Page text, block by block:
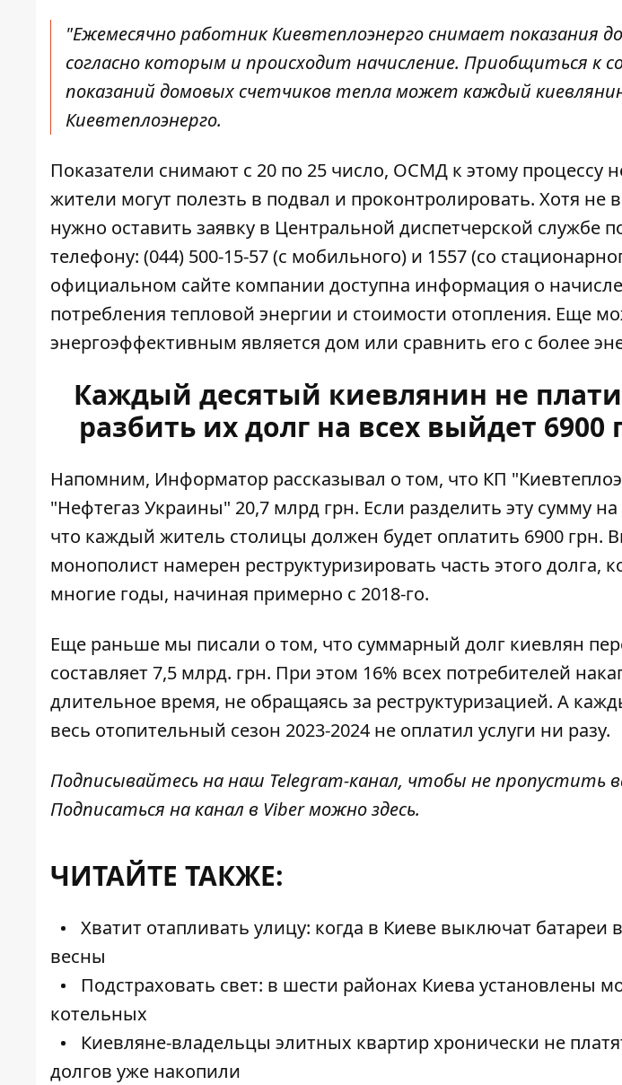
"Ежемесячно работник Киевтеплоэнерго снимает показания
согласно которым и происходит начисление. Приобщиться к
показаний домовых счетчиков тепла может каждый
Киевтеплоэнерго.
Показатели снимают с 20 по 25 число, ОСМД к этому процессу
жители могут полезть в подвал и проконтролировать. Хотя не
нужно оставить заявку в Центральной диспетчерской службе
телефону: (044) 500-15-57 (с мобильного) и 1557 (со
официальном сайте компании доступна информация о
потребления тепловой энергии и стоимости отопления. Еще
энергоэффективным является дом или сравнить его с более
Каждый десятый киевлянин не
разбить их долг на всех выйдет 6900
Напомним, Информатор рассказывал о том, что КП
"Нефтегаз Украины" 20,7 млрд грн. Если разделить эту сумму
что каждый житель столицы должен будет оплатить 6900 грн.
монополист намерен реструктуризировать часть этого долга,
многие годы, начиная примерно с 2018-го.
Еще раньше мы писали о том, что суммарный долг киевлян
составляет 7,5 млрд. грн. При этом 16% всех потребителей
длительное время, не обращаясь за реструктуризацией. А
весь отопительный сезон 2023-2024 не оплатил услуги ни разу.
Подписывайтесь на наш Telegram-канал, чтобы не пропустить
Подписаться на канал в Viber можноздесь.
ЧИТАЙТЕ ТАКЖЕ:
Хватит отапливать улицу: когда в Киеве выключат батареи
весны
Подстраховать свет: в шести районах Киева установлены
котельных
Киевляне-владельцы элитных квартир хронически не
долгов уже накопили